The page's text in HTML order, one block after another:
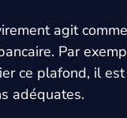
agit
Par
ce plafond, il
adéquates.